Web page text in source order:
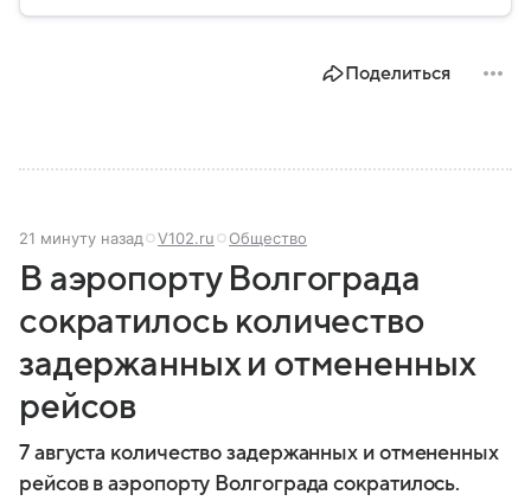
Поделиться
21 минуту назад V102.ru Общество
В аэропорту Волгограда
сократилось количество
задержанных и отмененных
рейсов
7 августа количество задержанных и отмененных
рейсов в аэропорту Волгограда сократилось.